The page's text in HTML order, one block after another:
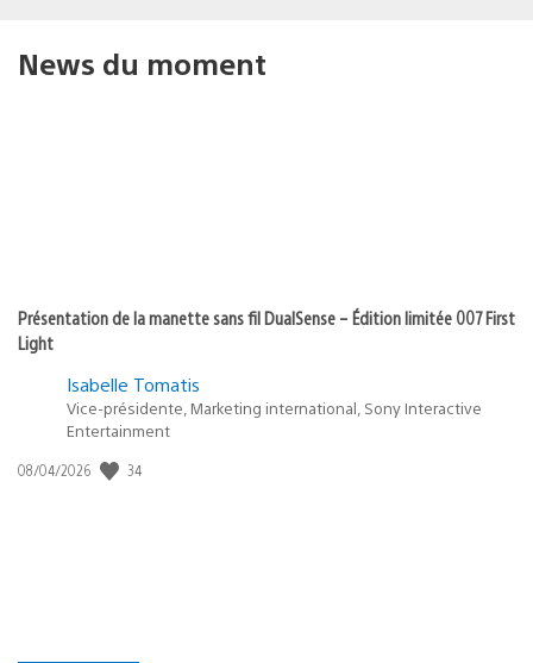
News du moment
Présentation de la manette sans fil DualSense – Édition limitée 007 First
Light
Isabelle Tomatis
Vice-présidente, Marketing international, Sony Interactive
Entertainment
Date
08/04/2026 34